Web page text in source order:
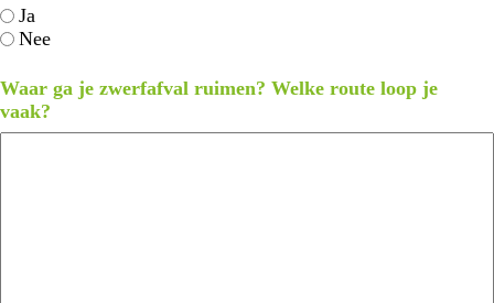
Ja
Nee
Waar ga je zwerfafval ruimen? Welke route loop je
vaak?